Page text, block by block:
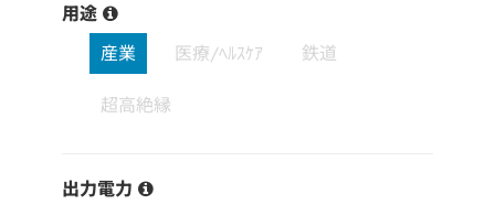
用途
産業
医療/ﾍﾙｽｹｱ 鉄道
超高絶縁
出力電力
会社情報
最新情報